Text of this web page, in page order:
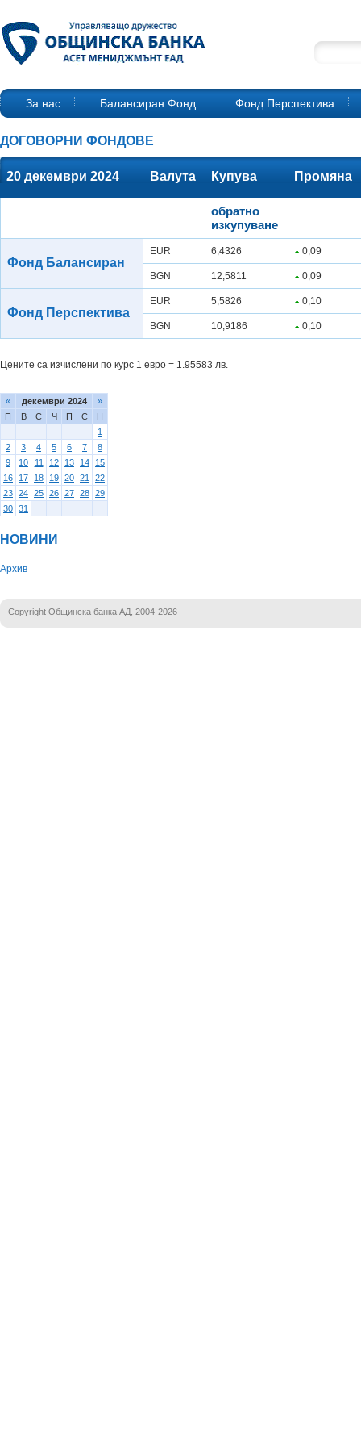
За нас Балансиран Фонд Фонд Перспектива
ДОГОВОРНИ ФОНДОВЕ
20 декември 2024 Валута Купува Промяна
обратно
изкупуване
Фонд Балансиран
EUR 6,4326 0,09
BGN 12,5811 0,09
Фонд Перспектива
EUR 5,5826 0,10
BGN 10,9186 0,10
Цените са изчислени по курс 1 евро = 1.95583 лв.
« декември 2024
»
П
В С Ч П С
Н
1
2
3 4 5 6 7
8
9
10 11 12 13 14
15
16
17 18 19 20 21
22
23 24 25 26 27 28 29
30 31
НОВИНИ
Архив
Copyright Общинска банка АД, 2004-2026